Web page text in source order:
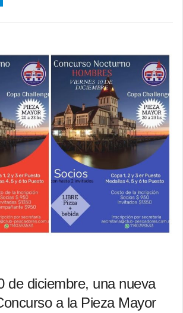
de diciembre, una nueva
a la Pieza Mayor